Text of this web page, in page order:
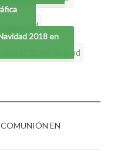
2018 en
EN